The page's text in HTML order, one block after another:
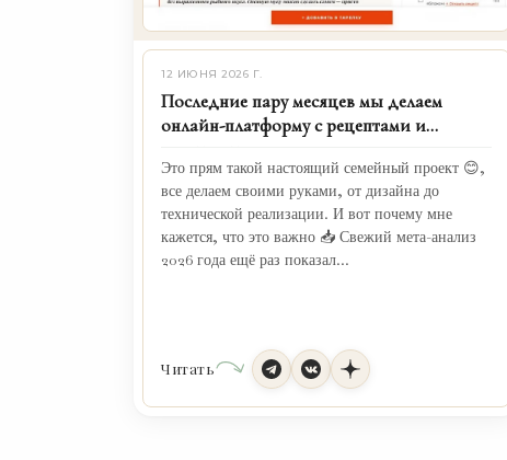
12 ИЮНЯ 2026 Г.
Последние пару месяцев мы делаем
онлайн-платформу с рецептами и
Это прям такой настоящий семейный проект 😊,
все делаем своими руками, от дизайна до
технической реализации. И вот почему мне
кажется, что это важно 📥 Свежий мета-анализ
2026 года ещё раз показал...
Читать